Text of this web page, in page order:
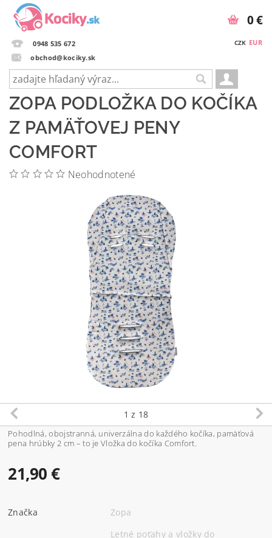
0948 535 672
obchod@kociky.sk
CZK EUR
0 €
ZOPA PODLOŽKA DO KOČÍKA
Z PAMÄŤOVEJ PENY
COMFORT
Neohodnotené
1 z 18
Pohodlná, obojstranná, univerzálna do každého kočíka, pamäťová
pena hrúbky 2 cm – to je Vložka do kočíka Comfort.
21,90 €
Značka Zopa
Letné poťahy a vložky do